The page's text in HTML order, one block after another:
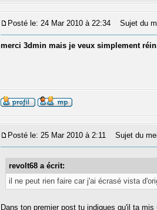
Posté le: 24 Mar 2010 à 22:34 Sujet du
merci 3dmin mais je veux simplement
Posté le: 25 Mar 2010 à 2:11 Sujet du
revolt68 a écrit:
il ne peut rien faire car j'ai écrasé vista
Dans ton premier post tu indiques qu'il ta